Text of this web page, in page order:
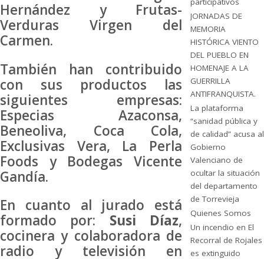
Hernández y Frutas-
Verduras Virgen del
Carmen.
También han contribuido
con sus productos las
siguientes empresas:
Especias Azaconsa,
Beneoliva, Coca Cola,
Exclusivas Vera, La Perla
Foods y Bodegas Vicente
Gandía.
En cuanto al jurado está
formado por: Susi Díaz,
cocinera y colaboradora de
radio y televisión en
JORNADAS DE
MEMORIA
HISTÓRICA VIENTO
DEL PUEBLO EN
HOMENAJE A LA
GUERRILLA
ANTIFRANQUISTA.
La plataforma
“sanidad pública y
de calidad” acusa al
Gobierno
Valenciano de
ocultar la situación
del departamento
de Torrevieja
Quienes Somos
Un incendio en El
Recorral de Rojales
es extinguido